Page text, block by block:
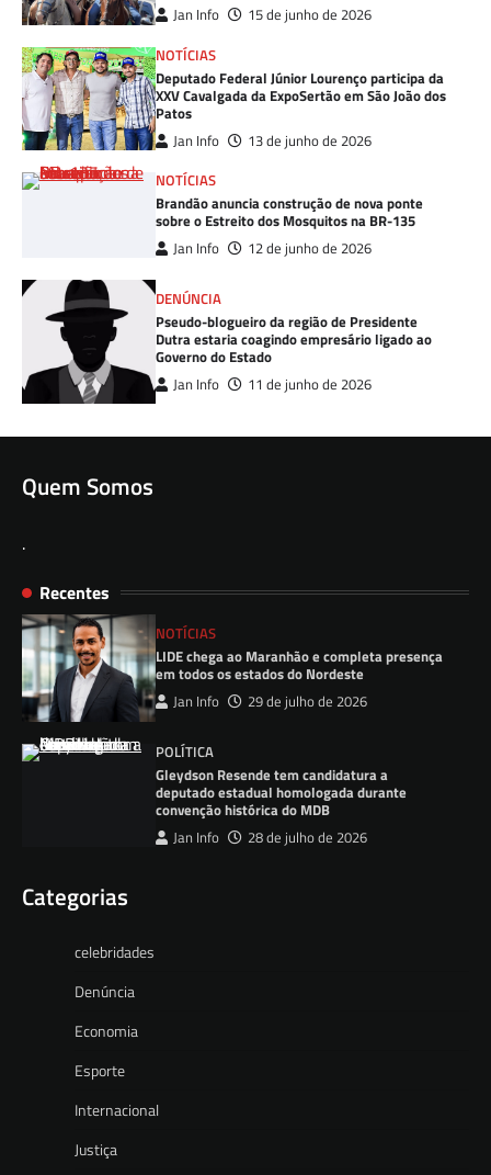
Jan Info
15 de junho de 2026
NOTÍCIAS
Deputado Federal Júnior Lourenço participa da
XXV Cavalgada da ExpoSertão em São João dos
Patos
Jan Info
13 de junho de 2026
NOTÍCIAS
Brandão anuncia construção de nova ponte
sobre o Estreito dos Mosquitos na BR-135
Jan Info 12 de junho de 2026
DENÚNCIA
Pseudo-blogueiro da região de Presidente
Dutra estaria coagindo empresário ligado ao
Governo do Estado
Jan Info 11 de junho de 2026
Quem Somos
.
Recentes
NOTÍCIAS
LIDE chega ao Maranhão e completa presença
em todos os estados do Nordeste
Jan Info 29 de julho de 2026
POLÍTICA
Gleydson Resende tem candidatura a
deputado estadual homologada durante
convenção histórica do MDB
Jan Info 28 de julho de 2026
Categorias
celebridades
Denúncia
Economia
Esporte
Internacional
Justiça